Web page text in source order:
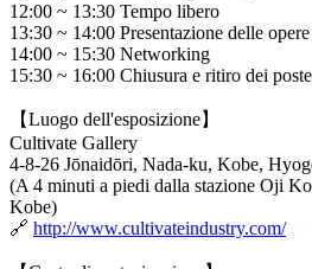
12:00 ~ 13:30 Tempo libero
13:30 ~ 14:00 Presentazione delle opere
14:00 ~ 15:30 Networking
15:30 ~ 16:00 Chiusura e ritiro dei
【Luogo dell'esposizione】
Cultivate Gallery
4-8-26 Jōnaidōri, Nada-ku, Kobe,
(A 4 minuti a piedi dalla stazione Oji
Kobe)
🔗 http://www.cultivateindustry.com/